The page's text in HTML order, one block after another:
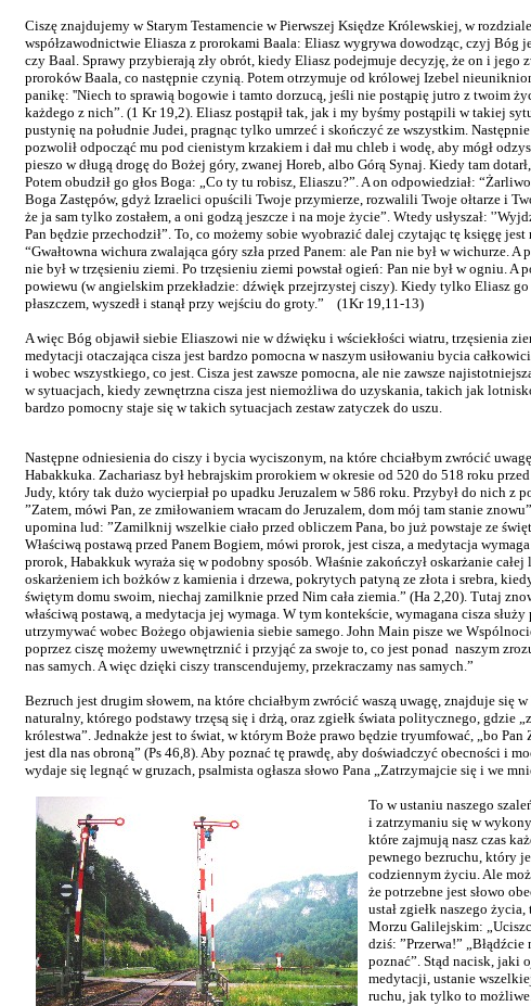
Ciszę znajdujemy w Starym Testamencie w Pierwszej Księdze Królewskiej, w
współzawodnictwie Eliasza z prorokami Baala: Eliasz wygrywa dowodząc, czyj Bóg
czy Baal. Sprawy przybierają zły obrót, kiedy Eliasz podejmuje decyzję, że on i jego
proroków Baala, co następnie czynią. Potem otrzymuje od królowej Izebel
panikę: ''Niech to sprawią bogowie i tamto dorzucą, jeśli nie postąpię jutro z twoim
każdego z nich”. (1 Kr 19,2). Eliasz postąpił tak, jak i my byśmy postąpili w takiej
pustynię na południe Judei, pragnąc tylko umrzeć i skończyć ze wszystkim.
pozwolił odpocząć mu pod cienistym krzakiem i dał mu chleb i wodę, aby mógł
pieszo w długą drogę do Bożej góry, zwanej Horeb, albo Górą Synaj. Kiedy tam
Potem obudził go głos Boga: „Co ty tu robisz, Eliaszu?”. A on odpowiedział:
Boga Zastępów, gdyż Izraelici opuścili Twoje przymierze, rozwalili Twoje ołtarze i
że ja sam tylko zostałem, a oni godzą jeszcze i na moje życie”. Wtedy usłyszał:
Pan będzie przechodził”. To, co możemy sobie wyobrazić dalej czytając tę księgę jest
“Gwałtowna wichura zwalająca góry szła przed Panem: ale Pan nie był w wichurze.
nie był w trzęsieniu ziemi. Po trzęsieniu ziemi powstał ogień: Pan nie był w ogniu. A
powiewu (w angielskim przekładzie: dźwięk przejrzystej ciszy). Kiedy tylko Eliasz go
płaszczem, wyszedł i stanął przy wejściu do groty.” (1Kr 19,11-13)
A więc Bóg objawił siebie Eliaszowi nie w dźwięku i wściekłości wiatru, trzęsienia
medytacji otaczająca cisza jest bardzo pomocna w naszym usiłowaniu bycia
i wobec wszystkiego, co jest. Cisza jest zawsze pomocna, ale nie zawsze
w sytuacjach, kiedy zewnętrzna cisza jest niemożliwa do uzyskania, takich jak
bardzo pomocny staje się w takich sytuacjach zestaw zatyczek do uszu.
Następne odniesienia do ciszy i bycia wyciszonym, na które chciałbym zwrócić
Habakkuka. Zachariasz był hebrajskim prorokiem w okresie od 520 do 518 roku przed
Judy, który tak dużo wycierpiał po upadku Jeruzalem w 586 roku. Przybył do nich z
”Zatem, mówi Pan, ze zmiłowaniem wracam do Jeruzalem, dom mój tam stanie
upomina lud: ”Zamilknij wszelkie ciało przed obliczem Pana, bo już powstaje ze
Właściwą postawą przed Panem Bogiem, mówi prorok, jest cisza, a medytacja
prorok, Habakkuk wyraża się w podobny sposób. Właśnie zakończył oskarżanie
oskarżeniem ich bożków z kamienia i drzewa, pokrytych patyną ze złota i srebra,
świętym domu swoim, niechaj zamilknie przed Nim cała ziemia.” (Ha 2,20). Tutaj
właściwą postawą, a medytacja jej wymaga. W tym kontekście, wymagana cisza
utrzymywać wobec Bożego objawienia siebie samego. John Main pisze we
poprzez ciszę możemy uwewnętrznić i przyjąć za swoje to, co jest ponad naszym
nas samych. A więc dzięki ciszy transcendujemy, przekraczamy nas samych.”
Bezruch jest drugim słowem, na które chciałbym zwrócić waszą uwagę, znajduje się
naturalny, którego podstawy trzęsą się i drżą, oraz zgiełk świata politycznego, gdzie
królestwa”. Jednakże jest to świat, w którym Boże prawo będzie tryumfować, „bo Pan
jest dla nas obroną” (Ps 46,8). Aby poznać tę prawdę, aby doświadczyć obecności i
wydaje się legnąć w gruzach, psalmista ogłasza słowo Pana „Zatrzymajcie się i we
To w ustaniu naszego
i zatrzymaniu się w
które zajmują nasz czas
pewnego bezruchu, który
codziennym życiu. Ale
że potrzebne jest słowo
ustał zgiełk naszego
Morzu Galilejskim:
dziś: ”Przerwa!”
poznać”. Stąd nacisk, jaki
medytacji, ustanie
ruchu, jak tylko to